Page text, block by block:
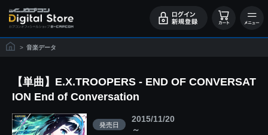
> 音楽データ
【単曲】E.X.TROOPERS - END OF CONVERSAT
ION End of Conversation
発売日
2015/11/20
～